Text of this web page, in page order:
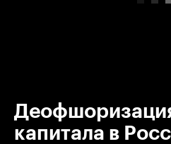
капитала в